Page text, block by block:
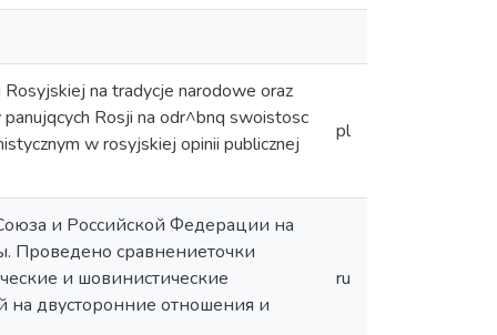
na tradycje narodowe oraz
Rosji na odr^bnq swoistosc
w rosyjskiej opinii publicznej
pl
и Российской Федерации на
Проведено сравнениеточки
и шовинистические
двусторонние отношения и
ru